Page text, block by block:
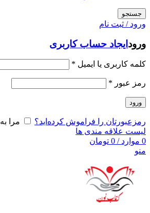
جستجو
ورود / ثبت نام
ورود ایجاد حساب کاربری
کلمه کاربری یا ایمیل *
رمز عبور *
ورود
رمزعبورتان را فراموش کرده‌اید؟
مرا
لیست علاقه مندی ها
0 موارد /
0 تومان
منو